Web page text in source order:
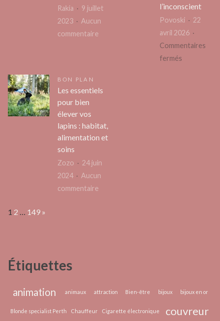
Rakia
9 juillet
2023
Aucun
commentaire
l’inconscient
Povoski
22
avril 2026
Commentaires
fermés
BON PLAN
Les essentiels
pour bien
élever vos
lapins : habitat,
alimentation et
soins
Zozo
24 juin
2024
Aucun
commentaire
:
alimentation
Page:
1 2 … 149 Next
»
Étiquettes
animation animaux attraction Bien-être bijoux bijoux en or
Blonde specialist Perth Chauffeur Cigarette électronique couvreur